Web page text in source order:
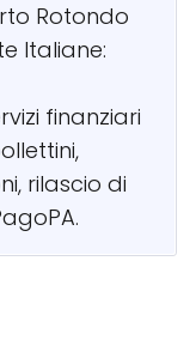
Rotondo
Italiane:
finanziari
rilascio di